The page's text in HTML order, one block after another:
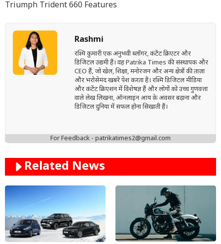
Triumph Trident 660 Features
Rashmi
रश्मि कुमारी एक अनुभवी ब्लॉगर, कंटेंट क्रिएटर और
डिजिटल उद्यमी हैं। वह Patrika Times की संस्थापक और
CEO हैं, जो खेल, शिक्षा, मनोरंजन और अन्य क्षेत्रों की ताज़ा
और भरोसेमंद खबरें पेश करता है। रश्मि डिजिटल मीडिया
और कंटेंट क्रिएशन में विशेषज्ञ हैं और लोगों को उच्च गुणवत्ता
वाले लेख लिखना, ऑनलाइन आय के अवसर बढ़ाना और
डिजिटल दुनिया में सफल होना सिखाती हैं।
For Feedback - patrikatimes2@gmail.com
Related News